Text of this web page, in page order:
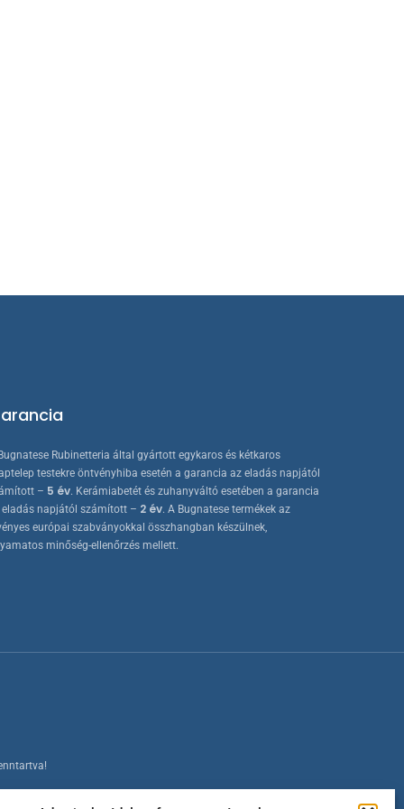
Rubinetteria által gyártott egykaros és kétkaros
testekre öntvényhiba esetén a garancia az eladás napjától
– 5 év. Kerámiabetét és zuhanyváltó esetében a garancia
eladás napjától számított – 2 év. A Bugnatese termékek az
európai szabványokkal összhangban készülnek,
minőség-ellenőrzés mellett.